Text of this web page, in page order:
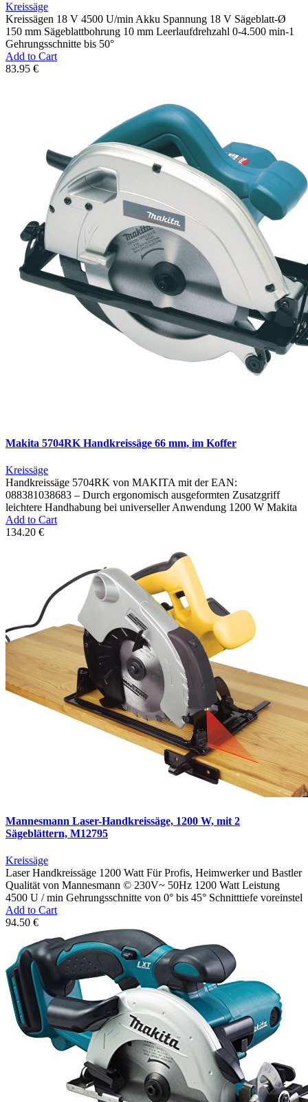
Kreissäge
Kreissägen 18 V 4500 U/min Akku Spannung 18 V Sägeblatt-Ø
150 mm Sägeblattbohrung 10 mm Leerlaufdrehzahl 0-4.500 min-1
Gehrungsschnitte bis 50°
Add to Cart
83.95 €
Makita 5704RK Handkreissäge 66 mm, im Koffer
Kreissäge
Handkreissäge 5704RK von MAKITA mit der EAN:
088381038683 – Durch ergonomisch ausgeformten Zusatzgriff
leichtere Handhabung bei universeller Anwendung 1200 W Makita
Add to Cart
134.20 €
Mannesmann Laser-Handkreissäge, 1200 W, mit 2
Sägeblättern, M12795
Kreissäge
Laser Handkreissäge 1200 Watt Für Profis, Heimwerker und Bastler
Qualität von Mannesmann © 230V~ 50Hz 1200 Watt Leistung
4500 U / min Gehrungsschnitte von 0° bis 45° Schnitttiefe voreinstel
Add to Cart
94.50 €